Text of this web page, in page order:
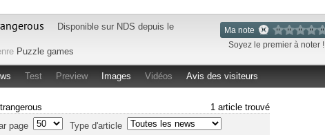
Ma note
Soyez le premier à noter !
Disponible sur NDS depuis le
Puzzle games
Test Preview Images Vidéos Avis des visiteurs
1 article trouvé
page Type d'article